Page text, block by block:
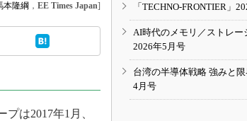
本隆綱 ， EE Times Japan]
は2017年1月、
「TECHNO-FRONTIER」
AI時代のメモリ／ストレ
2026年5月号
台湾の半導体戦略 強みと
4月号